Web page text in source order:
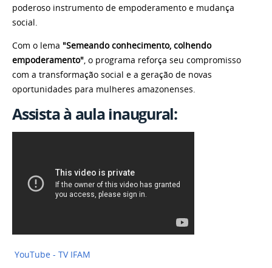
poderoso instrumento de empoderamento e mudança
social.
Com o lema "Semeando conhecimento, colhendo
empoderamento", o programa reforça seu compromisso
com a transformação social e a geração de novas
oportunidades para mulheres amazonenses.
Assista à aula inaugural:
YouTube - TV IFAM